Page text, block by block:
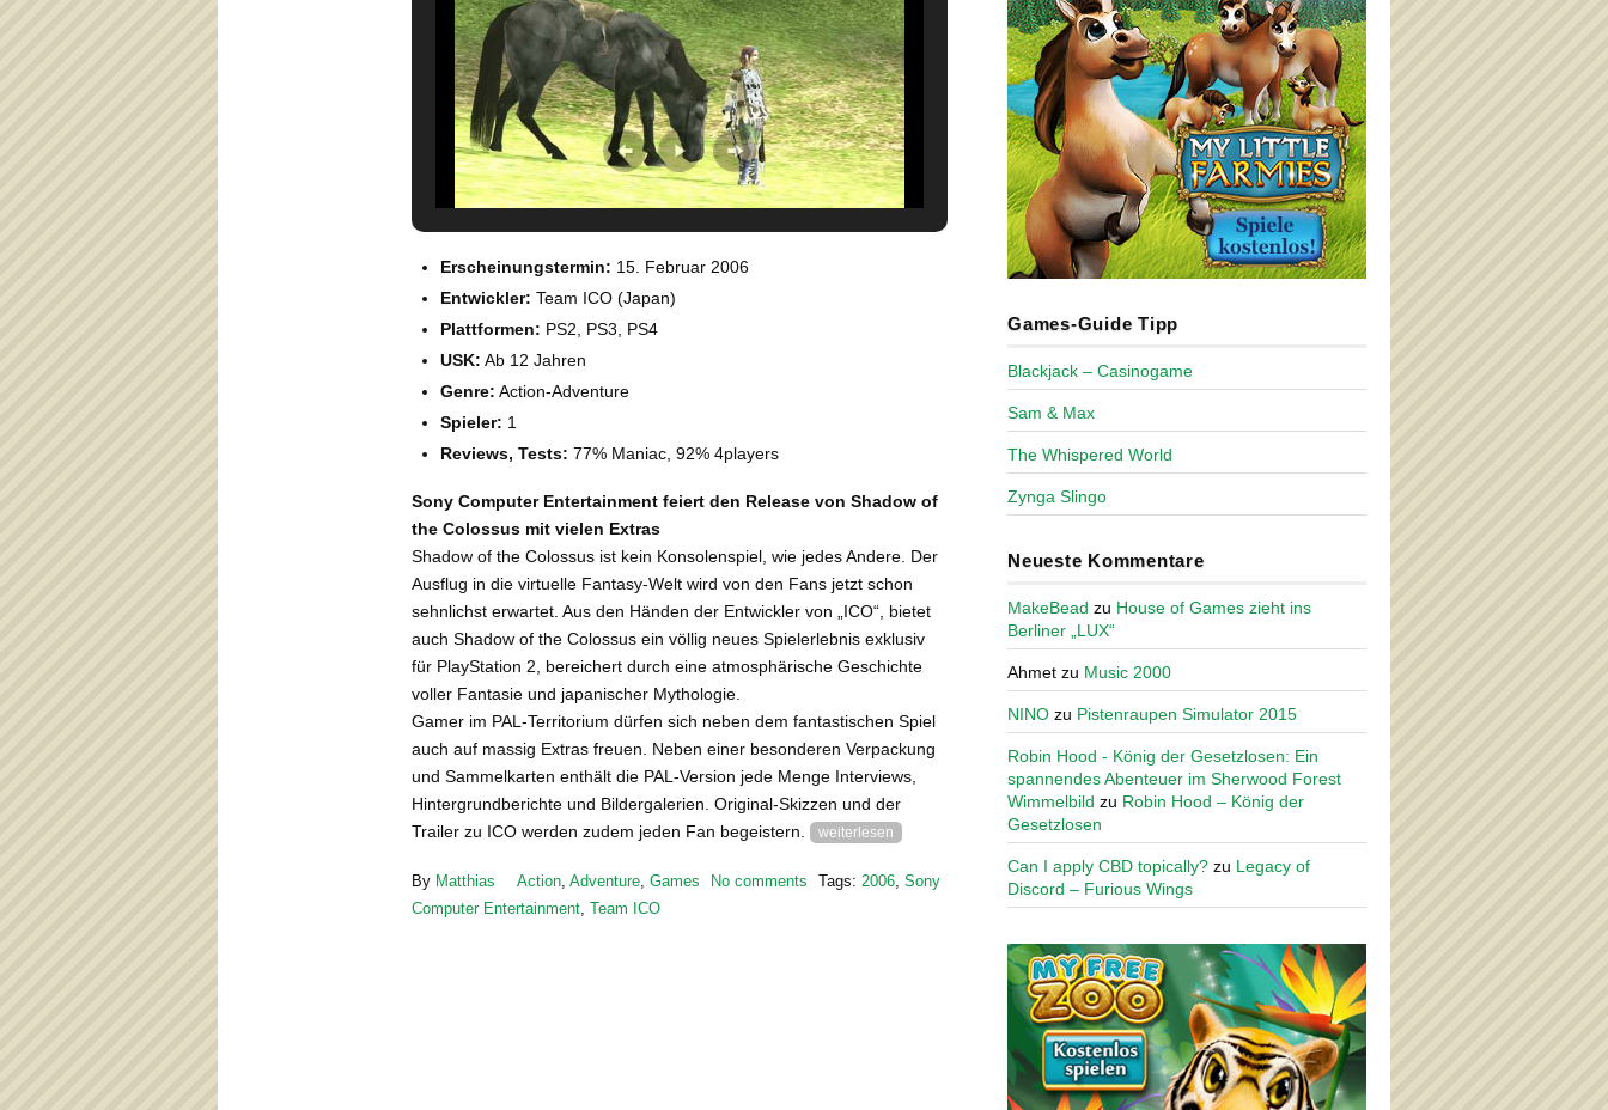
Erscheinungstermin: 15. Februar 2006
Entwickler: Team ICO (Japan)
Plattformen: PS2, PS3, PS4
USK: Ab 12 Jahren
Genre: Action-Adventure
Spieler: 1
Reviews, Tests: 77% Maniac, 92% 4players
Sony Computer Entertainment feiert den Release von Shadow of
the Colossus mit vielen Extras
Shadow of the Colossus ist kein Konsolenspiel, wie jedes Andere. Der
Ausflug in die virtuelle Fantasy-Welt wird von den Fans jetzt schon
sehnlichst erwartet. Aus den Händen der Entwickler von „ICO“, bietet
auch Shadow of the Colossus ein völlig neues Spielerlebnis exklusiv
für PlayStation 2, bereichert durch eine atmosphärische Geschichte
voller Fantasie und japanischer Mythologie.
Gamer im PAL-Territorium dürfen sich neben dem fantastischen Spiel
auch auf massig Extras freuen. Neben einer besonderen Verpackung
und Sammelkarten enthält die PAL-Version jede Menge Interviews,
Hintergrundberichte und Bildergalerien. Original-Skizzen und der
Trailer zu ICO werden zudem jeden Fan begeistern.
weiterlesen
By Matthias Action, Adventure, Games No comments Tags: 2006, Sony
Computer Entertainment, Team ICO
Games-Guide Tipp
Blackjack – Casinogame
Sam & Max
The Whispered World
Zynga Slingo
Neueste Kommentare
MakeBead zu House of Games zieht ins
Berliner „LUX“
Ahmet zu Music 2000
NINO zu Pistenraupen Simulator 2015
Robin Hood - König der Gesetzlosen: Ein
spannendes Abenteuer im Sherwood Forest
Wimmelbild zu Robin Hood – König der
Gesetzlosen
Can I apply CBD topically? zu Legacy of
Discord – Furious Wings